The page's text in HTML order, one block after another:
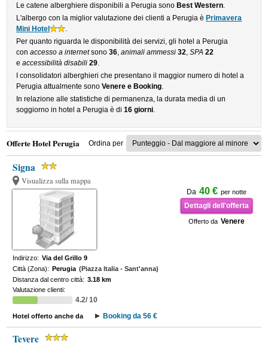
Le catene alberghiere disponibili a Perugia sono Best Western.
L'albergo con la miglior valutazione dei clienti a Perugia è Primavera
Mini Hotel
.
Per quanto riguarda le disponibilità dei servizi, gli hotel a Perugia
conaccesso a internetsono36,animali ammessi 32,SPA 22
eaccessibilità disabili 29.
I consolidatori alberghieri che presentano il maggior numero di hotel a
Perugia attualmente sonoVenere e Booking.
In relazione alle statistiche di permanenza, la durata media di un
soggiorno in hotel a Perugia è di16 giorni.
Offerte Hotel Perugia Ordina per
Signa
Visualizza sulla mappa
Da 40 € per notte
Dettagli dell'offerta
Offerto da Venere
Indirizzo: Via del Grillo 9
Città (Zona): Perugia (Piazza Italia - Sant'anna)
Distanza dal centro città: 3.18 km
Valutazione clienti:
4.2/ 10
Hotel offerto anche da Booking da 56 €
Tevere